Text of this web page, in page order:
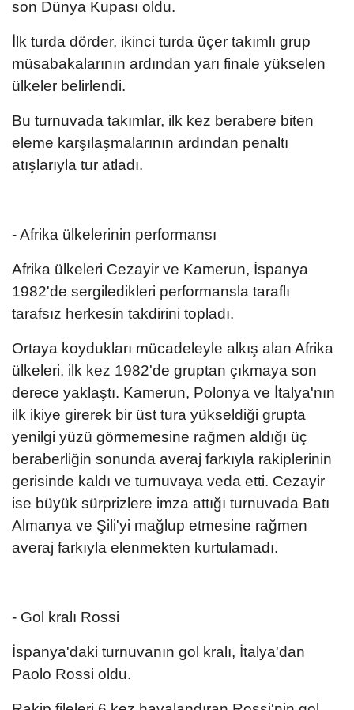
son Dünya Kupası oldu.
İlk turda dörder, ikinci turda üçer takımlı grup
müsabakalarının ardından yarı finale yükselen
ülkeler belirlendi.
Bu turnuvada takımlar, ilk kez berabere biten
eleme karşılaşmalarının ardından penaltı
atışlarıyla tur atladı.
- Afrika ülkelerinin performansı
Afrika ülkeleri Cezayir ve Kamerun, İspanya
1982'de sergiledikleri performansla taraflı
tarafsız herkesin takdirini topladı.
Ortaya koydukları mücadeleyle alkış alan Afrika
ülkeleri, ilk kez 1982'de gruptan çıkmaya son
derece yaklaştı. Kamerun, Polonya ve İtalya'nın
ilk ikiye girerek bir üst tura yükseldiği grupta
yenilgi yüzü görmemesine rağmen aldığı üç
beraberliğin sonunda averaj farkıyla rakiplerinin
gerisinde kaldı ve turnuvaya veda etti. Cezayir
ise büyük sürprizlere imza attığı turnuvada Batı
Almanya ve Şili'yi mağlup etmesine rağmen
averaj farkıyla elenmekten kurtulamadı.
- Gol kralı Rossi
İspanya'daki turnuvanın gol kralı, İtalya'dan
Paolo Rossi oldu.